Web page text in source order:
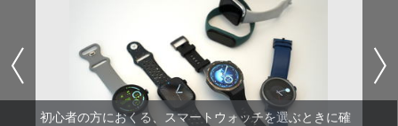
初心者の方におくる、スマートウォッチを選ぶときに確